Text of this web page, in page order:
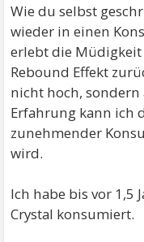
Wie du selbst
wieder in einen
erlebt die
Rebound Effekt
nicht hoch, sondern
Erfahrung kann ich
zunehmender
wird.
Ich habe bis vor 1,5
Crystal konsumiert.